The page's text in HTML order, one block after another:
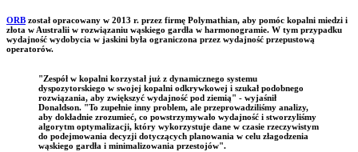
ORB został opracowany w 2013 r. przez firmę Polymathian, aby pomóc kopalni miedzi i
złota w Australii w rozwiązaniu wąskiego gardła w harmonogramie. W tym przypadku
wydajność wydobycia w jaskini była ograniczona przez wydajność przepustową
operatorów.
"Zespół w kopalni korzystał już z dynamicznego systemu
dyspozytorskiego w swojej kopalni odkrywkowej i szukał podobnego
rozwiązania, aby zwiększyć wydajność pod ziemią" - wyjaśnił
Donaldson. "To zupełnie inny problem, ale przeprowadziliśmy analizy,
aby dokładnie zrozumieć, co powstrzymywało wydajność i stworzyliśmy
algorytm optymalizacji, który wykorzystuje dane w czasie rzeczywistym
do podejmowania decyzji dotyczących planowania w celu złagodzenia
wąskiego gardła i minimalizowania przestojów".